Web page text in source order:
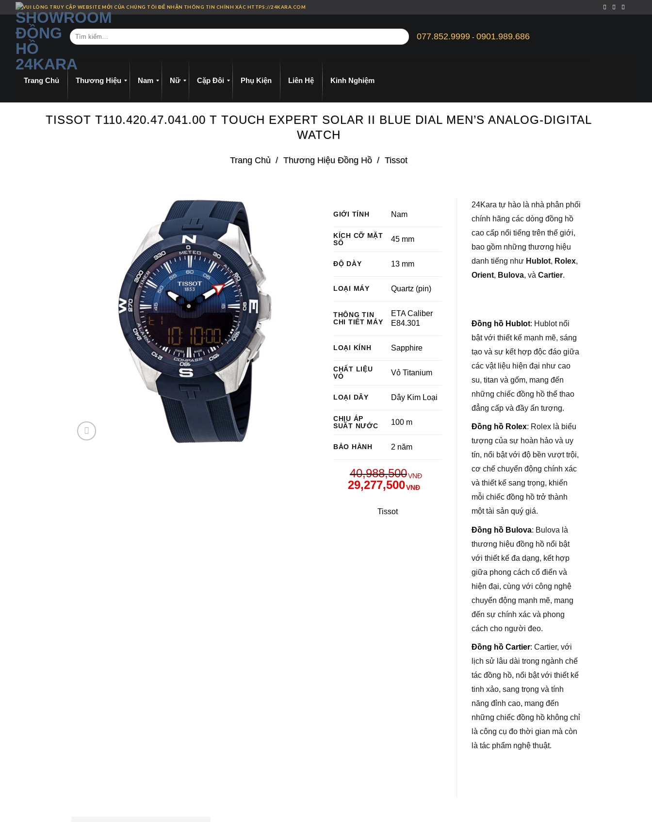
content
VUI LÒNG TRUY CẬP WEBSITE MỚI CỦA CHÚNG TÔI ĐỂ NHẬN THÔNG TIN CHÍNH XÁC HTTPS://24KARA.COM
077.852.9999- 0901.989.686
Trang Chủ Thương Hiệu Nam Nữ Cặp Đôi Phụ Kiện Liên Hệ Kinh Nghiệm
TISSOT T110.420.47.041.00 T TOUCH EXPERT SOLAR II BLUE DIAL MEN’S ANALOG-DIGITAL
WATCH
Trang Chủ / Thương Hiệu Đồng Hồ / Tissot
GIỚI TÍNH Nam
KÍCH CỠ MẶT
SỐ
45 mm
ĐỘ DÀY 13 mm
LOẠI MÁY Quartz (pin)
THÔNG TIN
CHI TIẾT MÁY
ETA Caliber
E84.301
LOẠI KÍNH Sapphire
CHẤT LIỆU
VỎ
Vỏ Titanium
LOẠI DÂY Dây Kim Loại
CHỊU ÁP
SUẤT NƯỚC
100 m
BẢO HÀNH 2 năm
40,988,500VNĐ
29,277,500VNĐ
Tissot
24Kara tự hào là nhà phân phối
chính hãng các dòng đồng hồ
cao cấp nổi tiếng trên thế giới,
bao gồm những thương hiệu
danh tiếng như Hublot, Rolex,
Orient, Bulova, và Cartier.
Đồng hồ Hublot: Hublot nổi
bật với thiết kế mạnh mẽ, sáng
tạo và sự kết hợp độc đáo giữa
các vật liệu hiện đại như cao
su, titan và gốm, mang đến
những chiếc đồng hồ thể thao
đẳng cấp và đầy ấn tượng.
Đồng hồ Rolex: Rolex là biểu
tượng của sự hoàn hảo và uy
tín, nổi bật với độ bền vượt trội,
cơ chế chuyển động chính xác
và thiết kế sang trọng, khiến
mỗi chiếc đồng hồ trở thành
một tài sản quý giá.
Đồng hồ Bulova: Bulova là
thương hiệu đồng hồ nổi bật
với thiết kế đa dạng, kết hợp
giữa phong cách cổ điển và
hiện đại, cùng với công nghệ
chuyển động mạnh mẽ, mang
đến sự chính xác và phong
cách cho người đeo.
Đồng hồ Cartier: Cartier, với
lịch sử lâu dài trong ngành chế
tác đồng hồ, nổi bật với thiết kế
tinh xảo, sang trọng và tính
năng đỉnh cao, mang đến
những chiếc đồng hồ không chỉ
là công cụ đo thời gian mà còn
là tác phẩm nghệ thuật.